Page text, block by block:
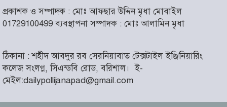
৬
আসন্ন বাকেরগঞ্জ পৌর নির্বাচনে
নারী কাউন্সিলর পদে দোয়া চাইলেন
বিএমএসএফ নেত্রী সাবরিনা
৭
‘ইসরাইলি সেনাবাহিনী ধ্বংসের
দ্বারপ্রান্তে’ : ইরানের হামলায়
এশিয়ায় ১৩ মার্কিন ঘাঁটি ধ্বংস
প্রকাশক ও সম্পাদক : মোঃ আফছার উদ্দিন মৃধা মোবাইল
01729100499 ব্যবস্থাপনা সম্পাদক : মোঃ আলামিন মৃধা
ঠিকানা : শহীদ আবদুর রব সেরনিয়াবাত টেক্সটাইল ইঞ্জিনিয়ারিং
কলেজ সংলগ্ন, সিএন্ডবি রোড, বরিশাল।ই-
মেইল:dailypollijanapad@gmail.com